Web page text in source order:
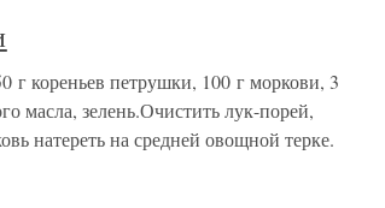
г кореньев петрушки, 100 г моркови, 3
масла, зелень.Очистить лук-порей,
натереть на средней овощной терке.